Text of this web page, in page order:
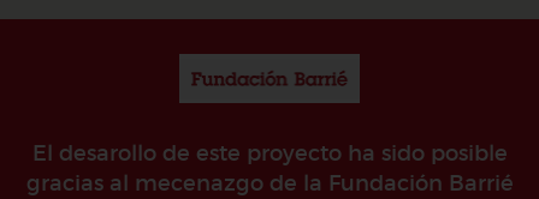
El desarollo de este proyecto ha sido posible
gracias al mecenazgo de la Fundación Barrié